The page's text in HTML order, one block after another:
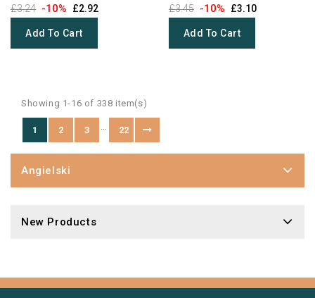
£3.24 -10% £2.92
Add To Cart
£3.45 -10% £3.10
Add To Cart
Showing 1-16 of 338 item(s)
1 2 3 … 22
Angielski
New Products